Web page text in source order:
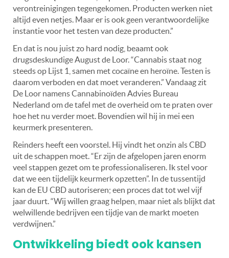
verontreinigingen tegengekomen. Producten werken niet
altijd even netjes. Maar er is ook geen verantwoordelijke
instantie voor het testen van deze producten.”
En dat is nou juist zo hard nodig, beaamt ook
drugsdeskundige August de Loor. “Cannabis staat nog
steeds op Lijst 1, samen met cocaïne en heroïne. Testen is
daarom verboden en dat moet veranderen.” Vandaag zit
De Loor namens Cannabinoïden Advies Bureau
Nederland om de tafel met de overheid om te praten over
hoe het nu verder moet. Bovendien wil hij in mei een
keurmerk presenteren.
Reinders heeft een voorstel. Hij vindt het onzin als CBD
uit de schappen moet. “Er zijn de afgelopen jaren enorm
veel stappen gezet om te professionaliseren. Ik stel voor
dat we een tijdelijk keurmerk opzetten”. In de tussentijd
kan de EU CBD autoriseren; een proces dat tot wel vijf
jaar duurt. “Wij willen graag helpen, maar niet als blijkt dat
welwillende bedrijven een tijdje van de markt moeten
verdwijnen.”
Ontwikkeling biedt ook kansen